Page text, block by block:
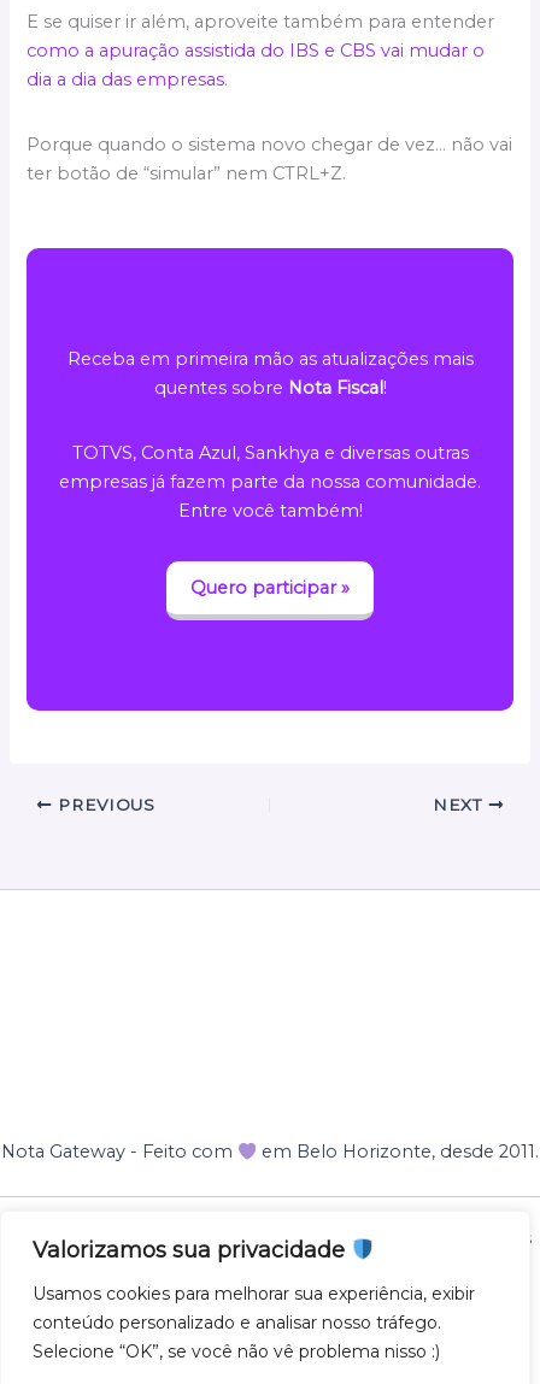
Valorizamos sua privacidade
Usamos cookies para melhorar sua experiência, exibir
conteúdo personalizado e analisar nosso tráfego.
Selecione “OK”, se você não vê problema nisso :)
E se quiser ir além, aproveite também para entender
como a apuração assistida do IBS e CBS vai mudar o
dia a dia das empresas.
Porque quando o sistema novo chegar de vez… não vai
ter botão de “simular” nem CTRL+Z.
Receba em primeira mão as atualizações mais
quentes sobre Nota Fiscal !
TOTVS, Conta Azul, Sankhya e diversas outras
empresas já fazem parte da nossa comunidade.
Entre você também!
Quero participar »
PREVIOUS NEXT
Nota Gateway - Feito com em Belo Horizonte, desde 2011.
Nota Gateway — 2011 - 2025 © Todos os direitos reservados
NOTA GATEWAY DESENVOLVIMENTO DE SOFTWARES
LTDA
CNPJ 57.743.975/0001-27
AV. GETULIO VARGAS 671 - SL500, SAVASSI, 30112-021,